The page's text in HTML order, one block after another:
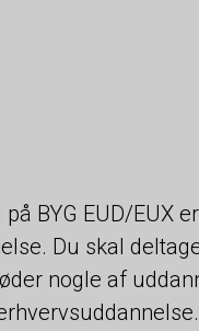
BYG EUD/EUX
Du skal
nogle af